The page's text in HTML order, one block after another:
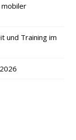
mobiler
und Training im